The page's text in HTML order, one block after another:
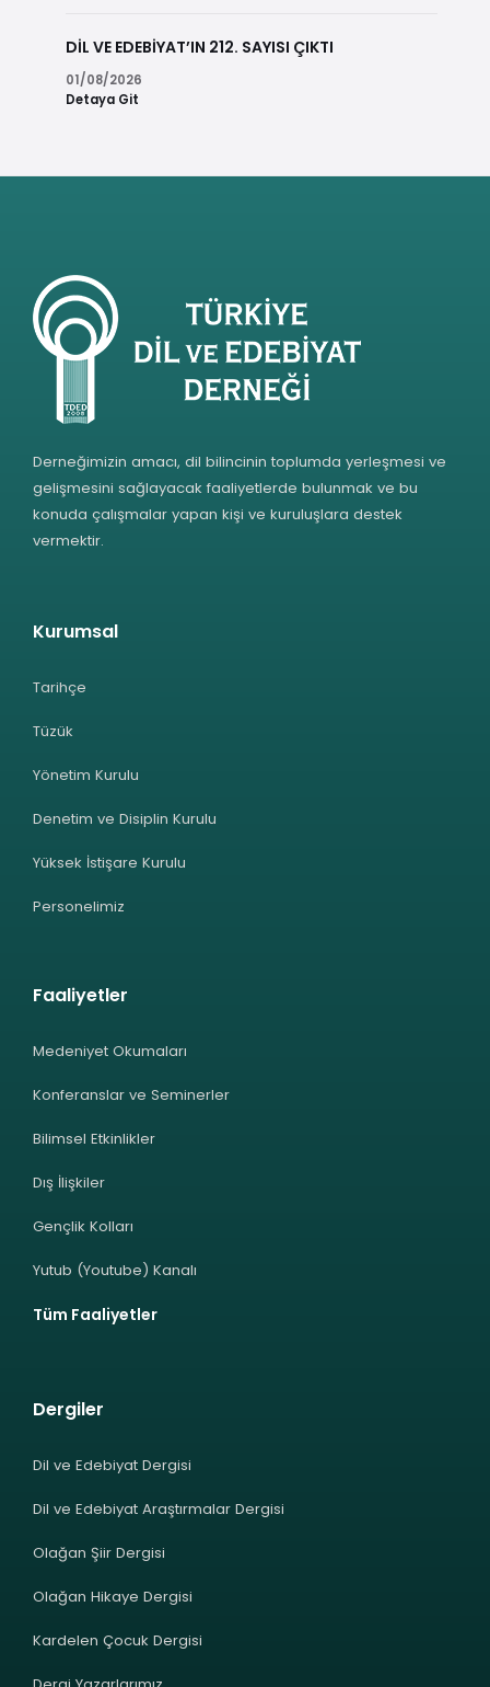
DİL VE EDEBİYAT’IN 212. SAYISI ÇIKTI
01/08/2026
Detaya Git
Derneğimizin amacı, dil bilincinin toplumda yerleşmesi ve
gelişmesini sağlayacak faaliyetlerde bulunmak ve bu
konuda çalışmalar yapan kişi ve kuruluşlara destek
vermektir.
Kurumsal
Tarihçe
Tüzük
Yönetim Kurulu
Denetim ve Disiplin Kurulu
Yüksek İstişare Kurulu
Personelimiz
Faaliyetler
Medeniyet Okumaları
Konferanslar ve Seminerler
Bilimsel Etkinlikler
Dış İlişkiler
Gençlik Kolları
Yutub (Youtube) Kanalı
Tüm Faaliyetler
Dergiler
Dil ve Edebiyat Dergisi
Dil ve Edebiyat Araştırmalar Dergisi
Olağan Şiir Dergisi
Olağan Hikaye Dergisi
Kardelen Çocuk Dergisi